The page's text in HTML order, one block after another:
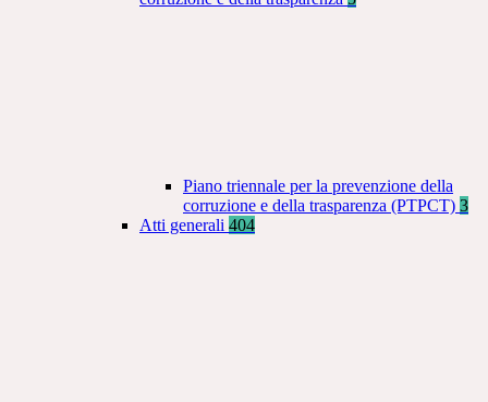
Piano triennale per la prevenzione della
corruzione e della trasparenza (PTPCT) 3
Atti generali 404